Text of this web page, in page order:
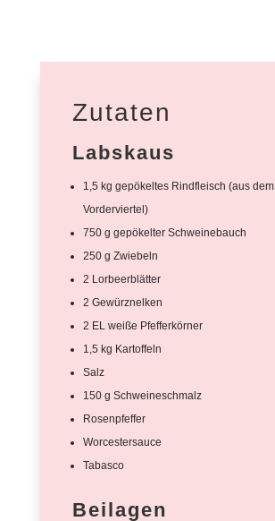
Zutaten
Labskaus
1,5 kg gepökeltes Rindfleisch (aus dem
Vorderviertel)
750 g gepökelter Schweinebauch
250 g Zwiebeln
2 Lorbeerblätter
2 Gewürznelken
2 EL weiße Pfefferkörner
1,5 kg Kartoffeln
Salz
150 g Schweineschmalz
Rosenpfeffer
Worcestersauce
Tabasco
Beilagen